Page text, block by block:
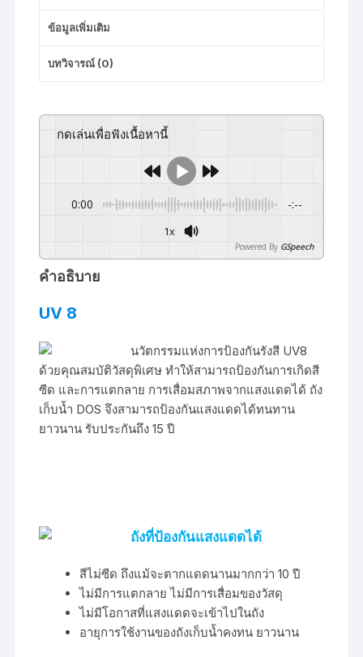
ชิ้น
ข้อมูลเพิ่มเติม
บทวิจารณ์ (0)
กดเล่นเพื่อฟังเนื้อหานี้
0:00 -:--
1x
Powered By GSpeech
คำอธิบาย
UV 8
นวัตกรรมแห่งการป้องกันรังสี UV8
ด้วยคุณสมบัติวัสดุพิเศษ ทำให้สามารถป้องกันการเกิดสี
ซีด และการแตกลาย การเสื่อมสภาพจากแสงแดดได้ ถัง
เก็บน้ำ DOS จึงสามารถป้องกันแสงแดดได้ทนทาน
ยาวนาน รับประกันถึง 15 ปี
ถังที่ป้องกันแสงแดดได้
สีไม่ซีด ถึงแม้จะตากแดดนานมากกว่า 10 ปี
ไม่มีการแตกลาย ไม่มีการเสื่อมของวัสดุ
ไม่มีโอกาสที่แสงแดดจะเข้าไปในถัง
อายุการใช้งานของถังเก็บน้ำคงทน ยาวนาน